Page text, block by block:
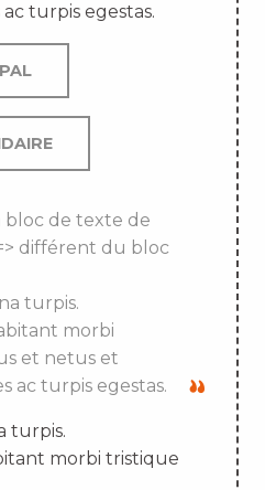
turpis egestas.
bloc de texte de
différent du bloc
turpis.
morbi
et netus et
ac turpis egestas.
turpis.
morbi tristique